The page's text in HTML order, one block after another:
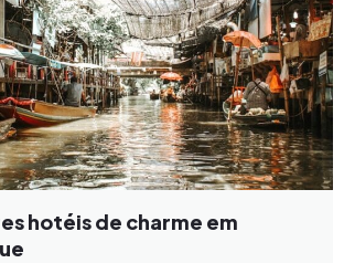
hotéis de charme em